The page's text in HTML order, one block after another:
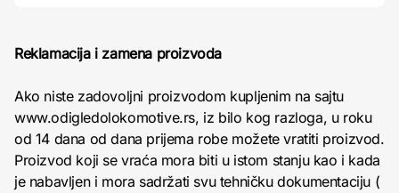
Reklamacija i zamena proizvoda
Ako niste zadovoljni proizvodom kupljenim na sajtu
www.odigledolokomotive.rs, iz bilo kog razloga, u roku
od 14 dana od dana prijema robe možete vratiti proizvod.
Proizvod koji se vraća mora biti u istom stanju kao i kada
je nabavljen i mora sadržati svu tehničku dokumentaciju (